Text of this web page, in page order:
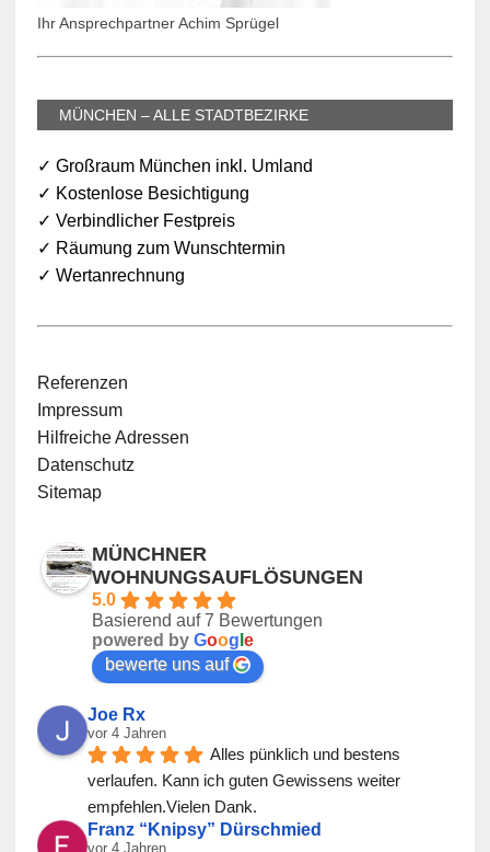
Ihr Ansprechpartner Achim Sprügel
MÜNCHEN – ALLE STADTBEZIRKE
✓ Großraum München inkl. Umland
✓ Kostenlose Besichtigung
✓ Verbindlicher Festpreis
✓ Räumung zum Wunschtermin
✓ Wertanrechnung
Referenzen
Impressum
Hilfreiche Adressen
Datenschutz
Sitemap
MÜNCHNER
WOHNUNGSAUFLÖSUNGEN
5.0
Basierend auf 7 Bewertungen
powered by Goog e
bewerte uns auf
Joe Rx
vor 4 Jahren
Alles pünklich und bestens
verlaufen. Kann ich guten Gewissens weiter
empfehlen.Vielen Dank.
Franz “Knipsy” Dürschmied
vor 4 Jahren